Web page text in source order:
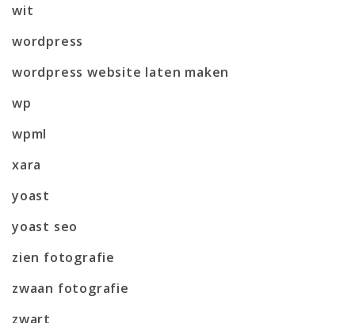
wit
wordpress
wordpress website laten maken
wp
wpml
xara
yoast
yoast seo
zien fotografie
zwaan fotografie
zwart